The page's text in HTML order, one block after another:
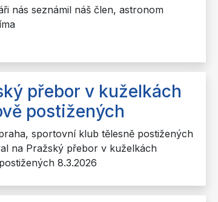
nás seznámil náš člen, astronom
přebor v kuželkách
postižených
sportovní klub tělesně postižených
na Pražský přebor v kuželkách
8.3.2026